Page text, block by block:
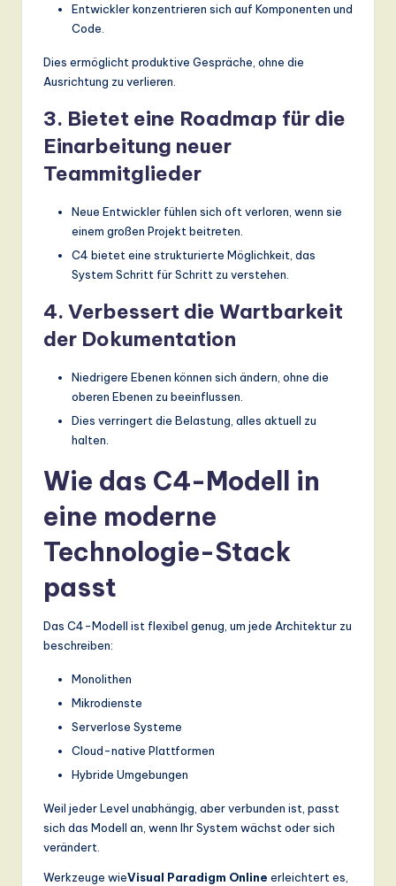
Entwickler konzentrieren sich auf Komponenten und
Code.
Dies ermöglicht produktive Gespräche, ohne die
Ausrichtung zu verlieren.
3. Bietet eine Roadmap für die
Einarbeitung neuer
Teammitglieder
Neue Entwickler fühlen sich oft verloren, wenn sie
einem großen Projekt beitreten.
C4 bietet eine strukturierte Möglichkeit, das
System Schritt für Schritt zu verstehen.
4. Verbessert die Wartbarkeit
der Dokumentation
Niedrigere Ebenen können sich ändern, ohne die
oberen Ebenen zu beeinflussen.
Dies verringert die Belastung, alles aktuell zu
halten.
Wie das C4-Modell in
eine moderne
Technologie-Stack
passt
Das C4-Modell ist flexibel genug, um jede Architektur zu
beschreiben:
Monolithen
Mikrodienste
Serverlose Systeme
Cloud-native Plattformen
Hybride Umgebungen
Weil jeder Level unabhängig, aber verbunden ist, passt
sich das Modell an, wenn Ihr System wächst oder sich
verändert.
Werkzeuge wieVisual Paradigm Online erleichtert es,